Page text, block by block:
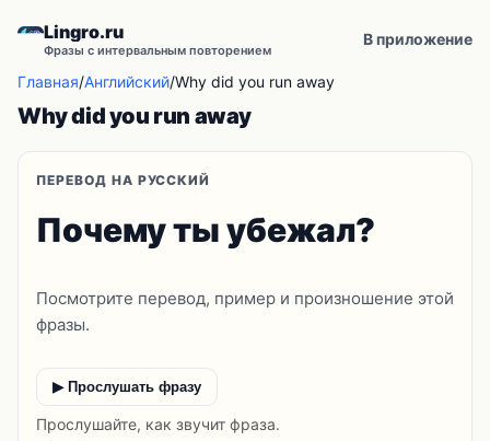
Lingro.ru
Фразы с интервальным повторением
В приложение
Главная/Английский/Why did you run away
Why did you run away
ПЕРЕВОД НА РУССКИЙ
Почему ты убежал?
Посмотрите перевод, пример и произношение этой
фразы.
▶ Прослушать фразу
Прослушайте, как звучит фраза.